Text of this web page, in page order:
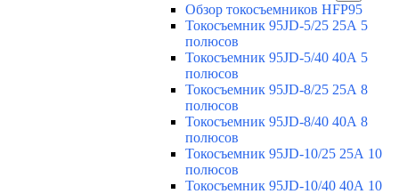
Обзор токосъемников HFP95
Токосъемник 95JD-5/25 25А 5
полюсов
Токосъемник 95JD-5/40 40А 5
полюсов
Токосъемник 95JD-8/25 25А 8
полюсов
Токосъемник 95JD-8/40 40А 8
полюсов
Токосъемник 95JD-10/25 25А 10
полюсов
Токосъемник 95JD-10/40 40А 10